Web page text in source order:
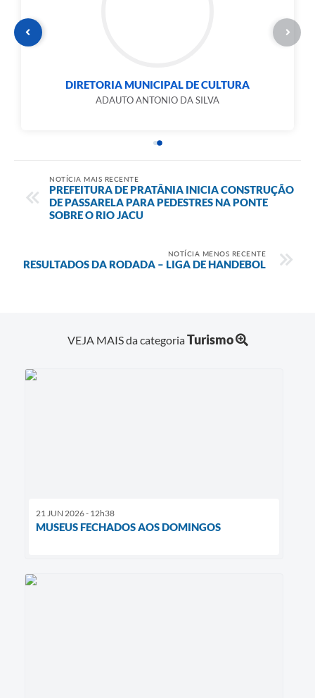
DIRETORIA MUNICIPAL DE CULTURA
ADAUTO ANTONIO DA SILVA
NOTÍCIA MAIS RECENTE
PREFEITURA DE PRATÂNIA INICIA CONSTRUÇÃO
DE PASSARELA PARA PEDESTRES NA PONTE
SOBRE O RIO JACU
NOTÍCIA MENOS RECENTE
RESULTADOS DA RODADA – LIGA DE HANDEBOL
VEJA MAIS da categoriaTurismo
21 JUN 2026 - 12h38
MUSEUS FECHADOS AOS DOMINGOS